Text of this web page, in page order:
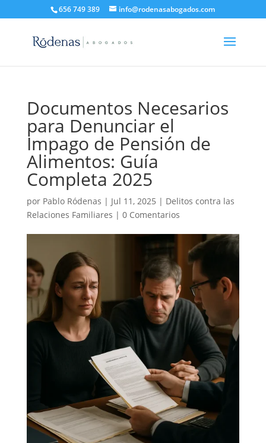
656 749 389 info@rodenasabogados.com
Documentos Necesarios
para Denunciar el
Impago de Pensión de
Alimentos: Guía
Completa 2025
por Pablo Ródenas | Jul 11, 2025 | Delitos contra las
Relaciones Familiares | 0 Comentarios